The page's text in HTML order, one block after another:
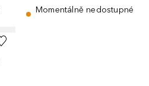
Momentálně nedostupné